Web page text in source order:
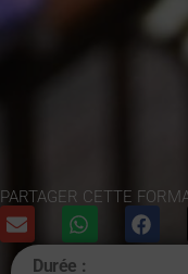
PARTAGER CETTE
Durée :